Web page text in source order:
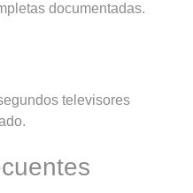
documentadas.
televisores